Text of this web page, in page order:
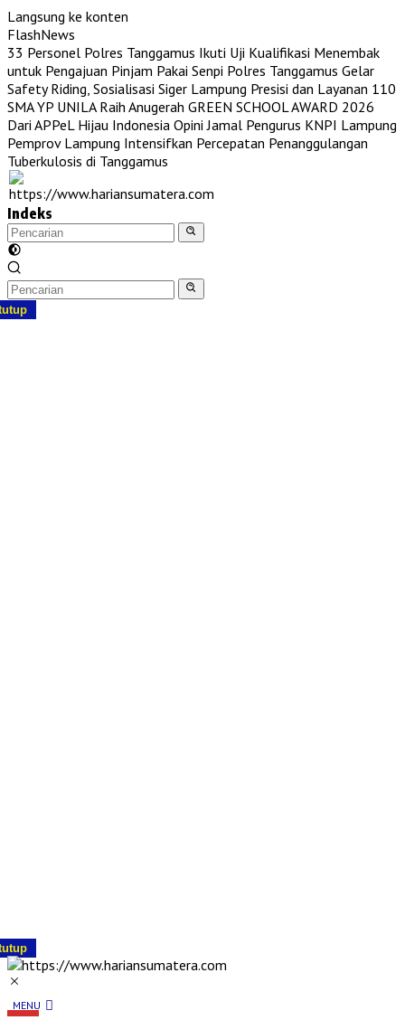
Langsung ke konten
FlashNews
33 Personel Polres Tanggamus Ikuti Uji Kualifikasi Menembak
untuk Pengajuan Pinjam Pakai Senpi Polres Tanggamus Gelar
Safety Riding, Sosialisasi Siger Lampung Presisi dan Layanan 110
SMA YP UNILA Raih Anugerah GREEN SCHOOL AWARD 2026
Dari APPeL Hijau Indonesia Opini Jamal Pengurus KNPI Lampung
Pemprov Lampung Intensifkan Percepatan Penanggulangan
Tuberkulosis di Tanggamus
Indeks
MENU